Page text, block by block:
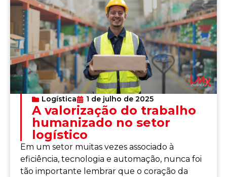
Logística 1 de julho de 2025
A valorização do trabalho
humanizado no setor
logístico
Em um setor muitas vezes associado à
eficiência, tecnologia e automação, nunca foi
tão importante lembrar que o coração da